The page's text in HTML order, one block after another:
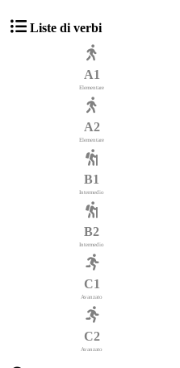
Liste di verbi
A1
Elementare
A2
Elementare
B1
Intermedio
B2
Intermedio
C1
Avanzato
C2
Avanzato